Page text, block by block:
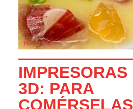
IMPRESORAS
3D: PARA
COMÉRSELAS